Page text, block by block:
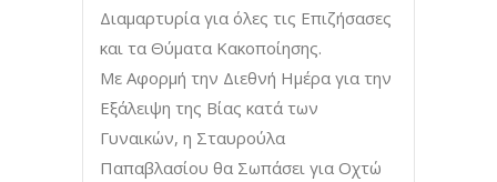
Διαμαρτυρία για όλες τις Επιζήσασες
και τα Θύματα Κακοποίησης.
Με Αφορμή την Διεθνή Ημέρα για την
Εξάλειψη της Βίας κατά των
Γυναικών, η Σταυρούλα
Παπαβλασίου θα Σωπάσει για Οχτώ